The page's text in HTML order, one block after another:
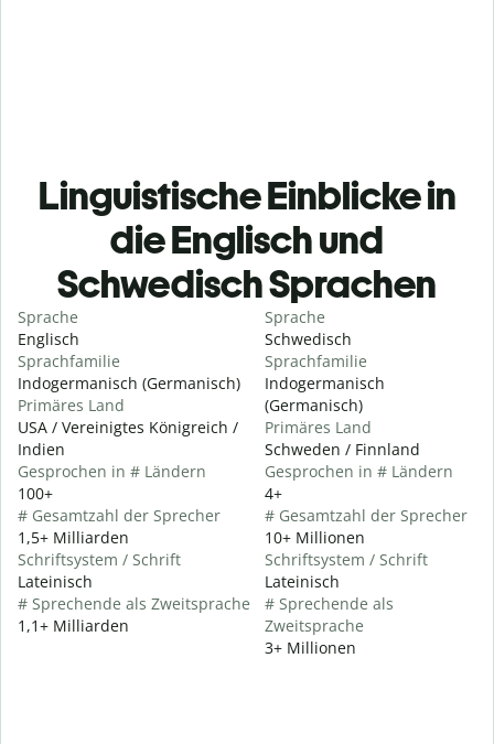
Linguistische Einblicke in
die Englisch und
Schwedisch Sprachen
Sprache
Englisch
Sprachfamilie
Indogermanisch (Germanisch)
Primäres Land
USA / Vereinigtes Königreich /
Indien
Gesprochen in # Ländern
100+
# Gesamtzahl der Sprecher
1,5+ Milliarden
Schriftsystem / Schrift
Lateinisch
# Sprechende als Zweitsprache
1,1+ Milliarden
Sprache
Schwedisch
Sprachfamilie
Indogermanisch
(Germanisch)
Primäres Land
Schweden / Finnland
Gesprochen in # Ländern
4+
# Gesamtzahl der Sprecher
10+ Millionen
Schriftsystem / Schrift
Lateinisch
# Sprechende als
Zweitsprache
3+ Millionen